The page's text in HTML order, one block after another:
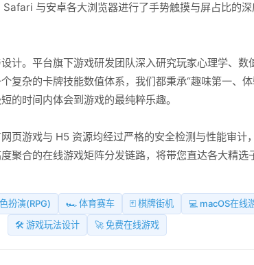
与安卓各大浏览器进行了手势触摸与屏占比的
计。平台旗下游戏研发团队深入研究玩家心理学、数
复杂的卡牌技能数值体系，我们都秉承“趣味第一、
的时间内体会到游戏的最纯粹乐趣。
页游戏与 H5 资源均经过严格的安全检测与性能审计
聚合的在线游戏矩阵分发链路，将带您直达各大精选
扮演(RPG) 🏎️ 体育赛车 🃏 棋牌街机 💻 macOS在线
🛠️ 游戏玩法设计
🚀 免费在线游戏